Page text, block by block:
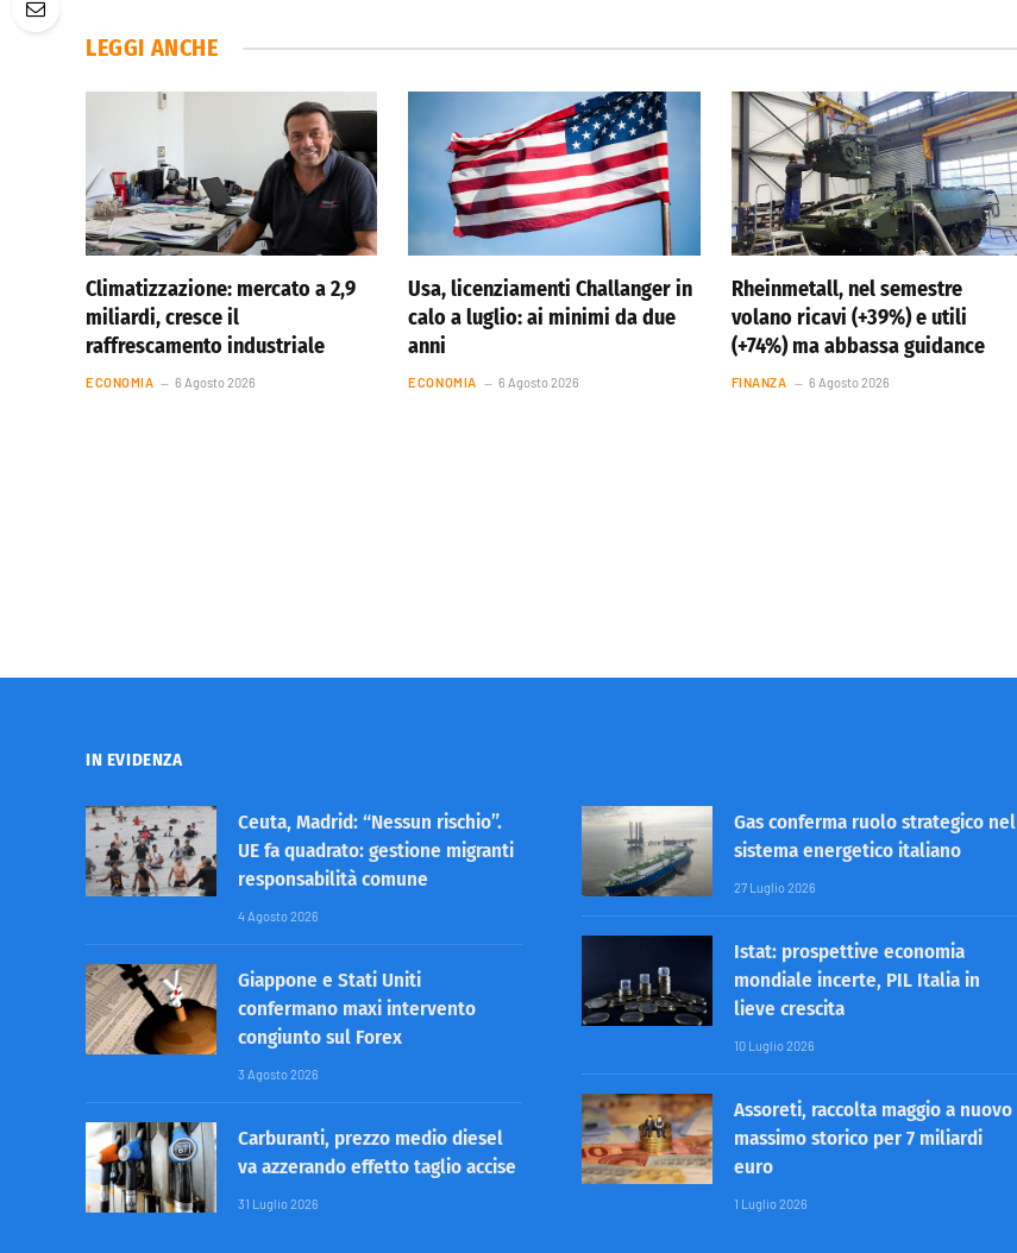
LEGGI ANCHE
Climatizzazione: mercato a 2,9
miliardi, cresce il
raffrescamento industriale
ECONOMIA 6 Agosto 2026
Usa, licenziamenti Challanger in
calo a luglio: ai minimi da due
anni
ECONOMIA 6 Agosto 2026
Rheinmetall, nel semestre
volano ricavi (+39%) e utili
(+74%) ma abbassa guidance
FINANZA 6 Agosto 2026
IN EVIDENZA
Ceuta, Madrid: “Nessun rischio”.
UE fa quadrato: gestione migranti
responsabilità comune
4 Agosto 2026
Giappone e Stati Uniti
confermano maxi intervento
congiunto sul Forex
3 Agosto 2026
Carburanti, prezzo medio diesel
va azzerando effetto taglio accise
31 Luglio 2026
Gas conferma ruolo strategico nel
sistema energetico italiano
27 Luglio 2026
Istat: prospettive economia
mondiale incerte, PIL Italia in
lieve crescita
10 Luglio 2026
Assoreti, raccolta maggio a nuovo
massimo storico per 7 miliardi
euro
1 Luglio 2026